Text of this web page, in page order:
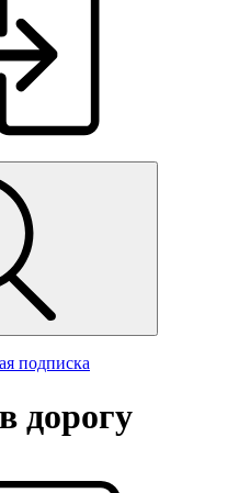
подписка
дорогу